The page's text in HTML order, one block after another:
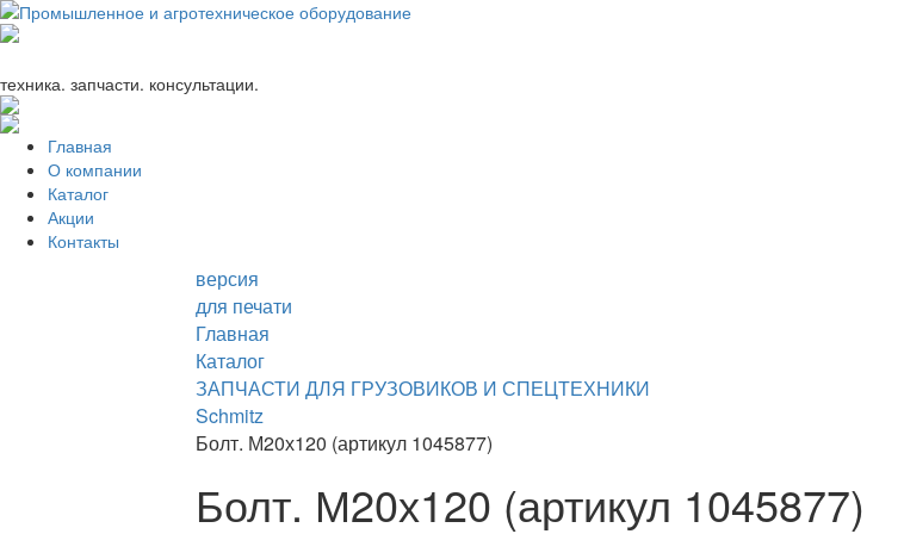
техника. запчасти. консультации.
Главная
О компании
Каталог
Акции
Контакты
версия
для печати
Главная
Каталог
ЗАПЧАСТИ ДЛЯ ГРУЗОВИКОВ И СПЕЦТЕХНИКИ
Schmitz
Болт. М20х120 (артикул 1045877)
Болт. М20х120 (артикул 1045877)